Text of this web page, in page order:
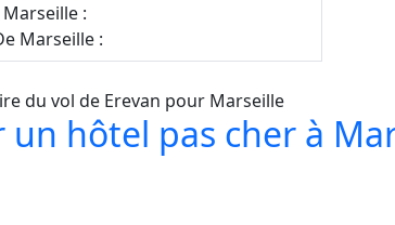
:
Marseille :
un hôtel pas cher à